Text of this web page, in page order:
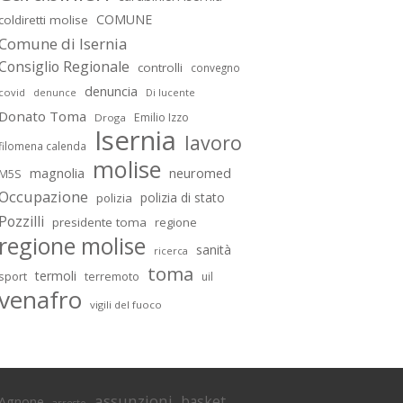
coldiretti molise COMUNE
di Isernia
Regionale controlli convegno
covid denunce denuncia Di lucente
Donato Toma Droga Emilio Izzo
calenda Isernia lavoro
M5S magnolia molise neuromed
polizia polizia di stato
Pozzilli presidente toma regione
regione molise ricerca sanità
sport termoli terremoto toma uil
vigili del fuoco